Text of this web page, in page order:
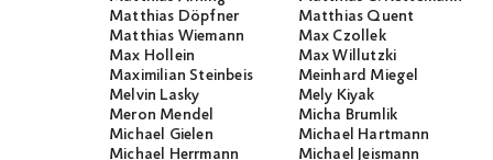
Matthias Döpfner
Matthias Quent
Matthias Wiemann
Max Czollek
Max Hollein
Max Willutzki
Maximilian Steinbeis
Meinhard Miegel
Melvin Lasky
Mely Kiyak
Meron Mendel
Micha Brumlik
Michael Gielen
Michael Hartmann
Michael Herrmann
Michael Jeismann